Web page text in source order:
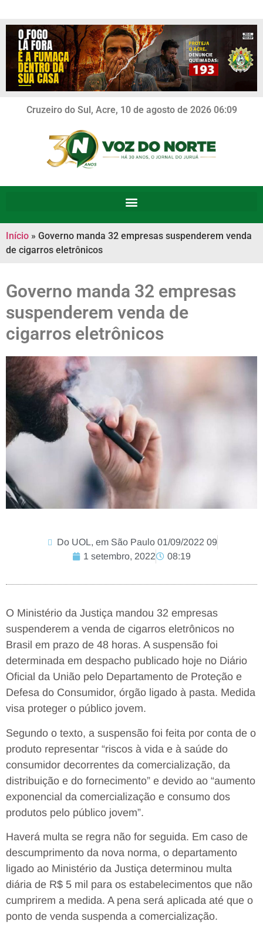
Cruzeiro do Sul, Acre, 10 de agosto de 2026 06:09
Início » Governo manda 32 empresas suspenderem venda
de cigarros eletrônicos
Governo manda 32 empresas
suspenderem venda de
cigarros eletrônicos
Do UOL, em São Paulo 01/09/2022 09
1 setembro, 2022
08:19
O Ministério da Justiça mandou 32 empresas
suspenderem a venda de cigarros eletrônicos no
Brasil em prazo de 48 horas. A suspensão foi
determinada em despacho publicado hoje no Diário
Oficial da União pelo Departamento de Proteção e
Defesa do Consumidor, órgão ligado à pasta. Medida
visa proteger o público jovem.
Segundo o texto, a suspensão foi feita por conta de o
produto representar “riscos à vida e à saúde do
consumidor decorrentes da comercialização, da
distribuição e do fornecimento” e devido ao “aumento
exponencial da comercialização e consumo dos
produtos pelo público jovem”.
Haverá multa se regra não for seguida. Em caso de
descumprimento da nova norma, o departamento
ligado ao Ministério da Justiça determinou multa
diária de R$ 5 mil para os estabelecimentos que não
cumprirem a medida. A pena será aplicada até que o
ponto de venda suspenda a comercialização.